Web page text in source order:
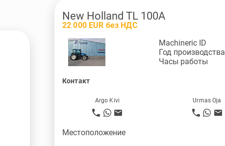
New Holland TL 100A
22 000 EUR без НДС
Machineric ID
Год производства
Часы работы
Контакт
Argo Kivi Urmas Oja
Местоположение